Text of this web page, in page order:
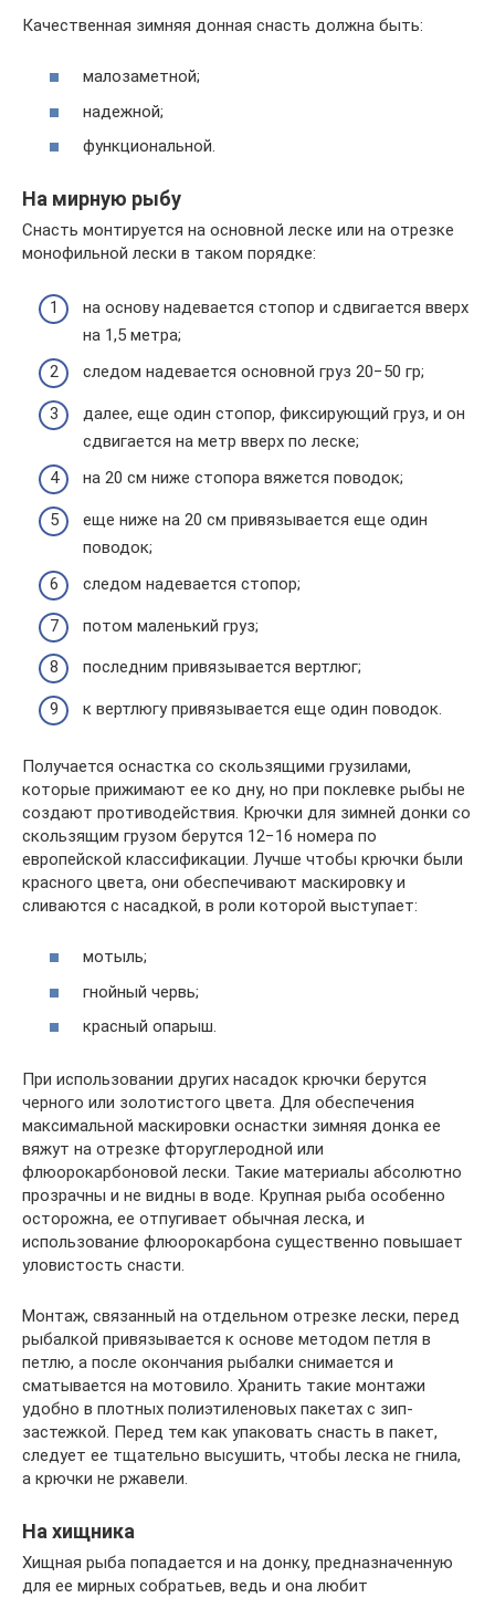
Качественная зимняя донная снасть должна быть:
малозаметной;
надежной;
функциональной.
На мирную рыбу
Снасть монтируется на основной леске или на отрезке
монофильной лески в таком порядке:
на основу надевается стопор и сдвигается вверх
на 1,5 метра;
следом надевается основной груз 20−50 гр;
далее, еще один стопор, фиксирующий груз, и он
сдвигается на метр вверх по леске;
на 20 см ниже стопора вяжется поводок;
еще ниже на 20 см привязывается еще один
поводок;
следом надевается стопор;
потом маленький груз;
последним привязывается вертлюг;
к вертлюгу привязывается еще один поводок.
Получается оснастка со скользящими грузилами,
которые прижимают ее ко дну, но при поклевке рыбы не
создают противодействия. Крючки для зимней донки со
скользящим грузом берутся 12−16 номера по
европейской классификации. Лучше чтобы крючки были
красного цвета, они обеспечивают маскировку и
сливаются с насадкой, в роли которой выступает:
мотыль;
гнойный червь;
красный опарыш.
При использовании других насадок крючки берутся
черного или золотистого цвета. Для обеспечения
максимальной маскировки оснастки зимняя донка ее
вяжут на отрезке фторуглеродной или
флюорокарбоновой лески. Такие материалы абсолютно
прозрачны и не видны в воде. Крупная рыба особенно
осторожна, ее отпугивает обычная леска, и
использование флюорокарбона существенно повышает
уловистость снасти.
Монтаж, связанный на отдельном отрезке лески, перед
рыбалкой привязывается к основе методом петля в
петлю, а после окончания рыбалки снимается и
сматывается на мотовило. Хранить такие монтажи
удобно в плотных полиэтиленовых пакетах с зип-
застежкой. Перед тем как упаковать снасть в пакет,
следует ее тщательно высушить, чтобы леска не гнила,
а крючки не ржавели.
На хищника
Хищная рыба попадается и на донку, предназначенную
для ее мирных собратьев, ведь и она любит